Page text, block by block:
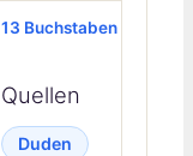
13 Buchstaben
Quellen
Duden